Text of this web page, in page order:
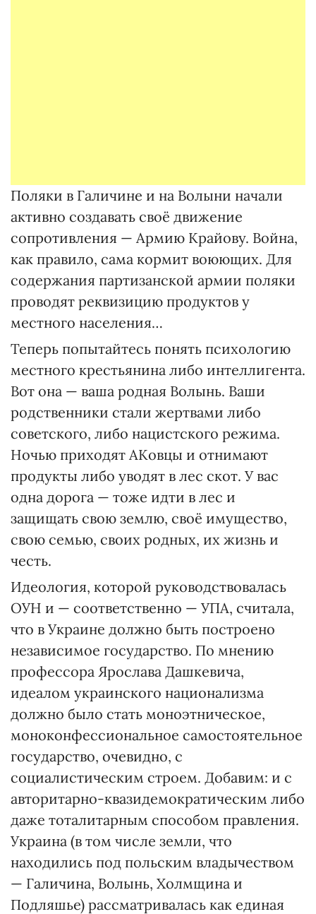
Поляки в Галичине и на Волыни начали
активно создавать своё движение
сопротивления — Армию Крайову. Война,
как правило, сама кормит воюющих. Для
содержания партизанской армии поляки
проводят реквизицию продуктов у
местного населения…
Теперь попытайтесь понять психологию
местного крестьянина либо интеллигента.
Вот она — ваша родная Волынь. Ваши
родственники стали жертвами либо
советского, либо нацистского режима.
Ночью приходят АКовцы и отнимают
продукты либо уводят в лес скот. У вас
одна дорога — тоже идти в лес и
защищать свою землю, своё имущество,
свою семью, своих родных, их жизнь и
честь.
Идеология, которой руководствовалась
ОУН и — соответственно — УПА, считала,
что в Украине должно быть построено
независимое государство. По мнению
профессора Ярослава Дашкевича,
идеалом украинского национализма
должно было стать моноэтническое,
моноконфессиональное самостоятельное
государство, очевидно, с
социалистическим строем. Добавим: и с
авторитарно-квазидемократическим либо
даже тоталитарным способом правления.
Украина (в том числе земли, что
находились под польским владычеством
— Галичина, Волынь, Холмщина и
Подляшье) рассматривалась как единая